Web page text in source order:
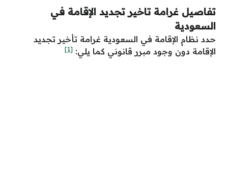
تفاصيل غرامة تاخير تجديد الإقامة في
السعودية
حدد نظام الإقامة في السعودية غرامة تأخير تجديد
الإقامة دون وجود مبرر قانوني كما يلي: [1]